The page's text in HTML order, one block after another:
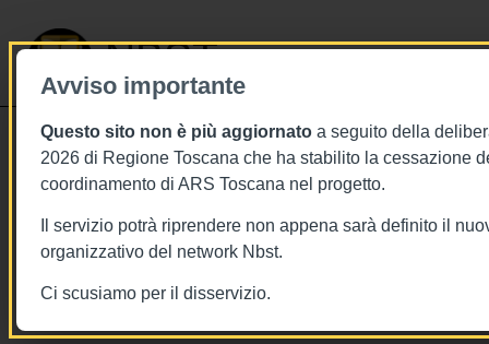
Avviso importante
Questo sito non è più aggiornato a seguito della
2026 di Regione Toscana che ha stabilito la cessazione
coordinamento di ARS Toscana nel progetto.
Il servizio potrà riprendere non appena sarà definito il
organizzativo del network Nbst.
Ci scusiamo per il disservizio.
NBST
Toggle
29 settembre 2018 - This week in
The Lancet